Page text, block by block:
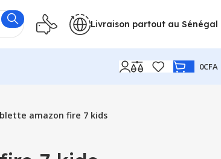
Livraison partout au Sénégal
0CFA
amazon fire 7 kids